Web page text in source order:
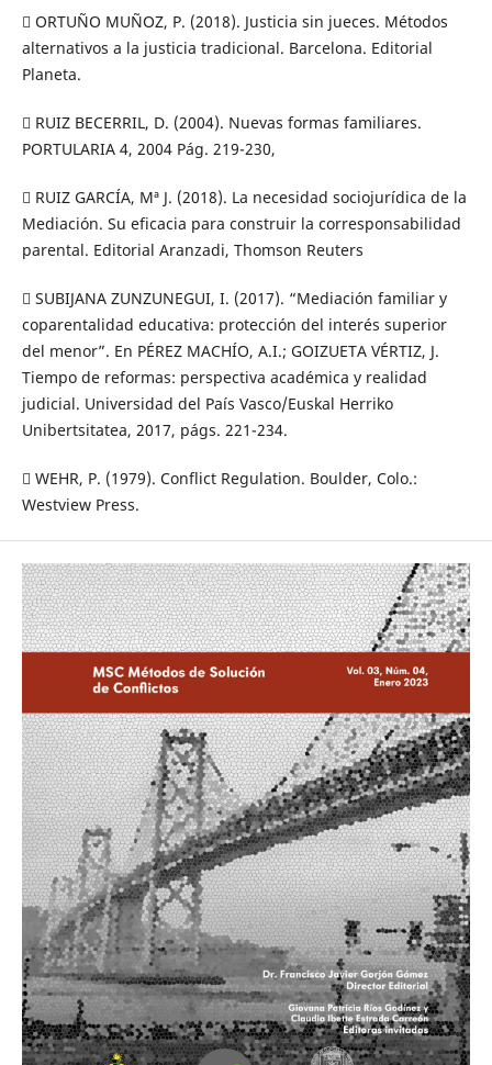
 ORTUÑO MUÑOZ, P. (2018). Justicia sin jueces. Métodos
alternativos a la justicia tradicional. Barcelona. Editorial
Planeta.
 RUIZ BECERRIL, D. (2004). Nuevas formas familiares.
PORTULARIA 4, 2004 Pág. 219-230,
 RUIZ GARCÍA, Mª J. (2018). La necesidad sociojurídica de la
Mediación. Su eficacia para construir la corresponsabilidad
parental. Editorial Aranzadi, Thomson Reuters
 SUBIJANA ZUNZUNEGUI, I. (2017). “Mediación familiar y
coparentalidad educativa: protección del interés superior
del menor”. En PÉREZ MACHÍO, A.I.; GOIZUETA VÉRTIZ, J.
Tiempo de reformas: perspectiva académica y realidad
judicial. Universidad del País Vasco/Euskal Herriko
Unibertsitatea, 2017, págs. 221-234.
 WEHR, P. (1979). Conflict Regulation. Boulder, Colo.:
Westview Press.